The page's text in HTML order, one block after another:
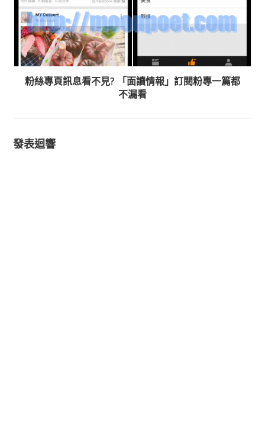
粉絲專頁訊息看不見? 「面讀情報」訂閱粉專一篇都
不漏看
發表迴響